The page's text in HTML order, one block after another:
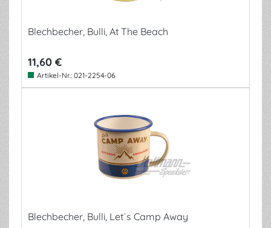
Blechbecher, Bulli, At The Beach
11,60 €
Artikel-Nr.: 021-2254-06
Blechbecher, Bulli, Let´s Camp Away